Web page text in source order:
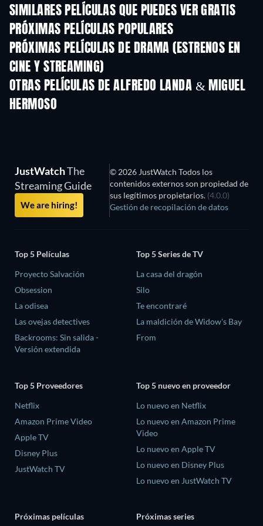
SIMILARES PELÍCULAS QUE PUEDES VER GRATIS
PRÓXIMAS PELÍCULAS POPULARES
PRÓXIMAS PELÍCULAS DE DRAMA (ESTRENOS EN
CINE Y STREAMING)
OTRAS PELÍCULAS DE ALFREDO LANDA & MIGUEL
HERMOSO
JustWatchThe
Streaming Guide
We are hiring!
© 2026 JustWatch Todos los
contenidos externos son propiedad de
sus legítimos propietarios. (4.0.0)
Gestión de recopilación de datos
Top 5 Películas
Proyecto Salvación
Obsession
La odisea
Las ovejas detectives
Backrooms: Sin salida -
Versión extendida
Top 5 Series de TV
La casa del dragón
Silo
Te encontraré
La maldición de Widow's Bay
From
Top 5 Proveedores
Netflix
Amazon Prime Video
Apple TV
Disney Plus
JustWatch TV
Top 5 nuevo en proveedor
Lo nuevo en Netflix
Lo nuevo en Amazon Prime
Video
Lo nuevo en Apple TV
Lo nuevo en Disney Plus
Lo nuevo en JustWatch TV
Próximas películas Próximas series